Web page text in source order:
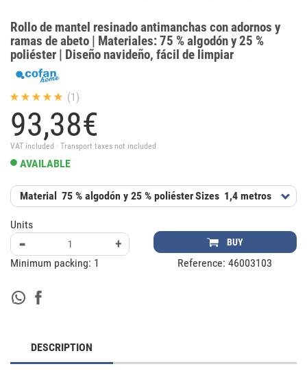
Rollo de mantel resinado antimanchas con adornos y
ramas de abeto | Materiales: 75 % algodón y 25 %
poliéster | Diseño navideño, fácil de limpiar
(1)
93,38€
VAT included · Transport taxes not included
AVAILABLE
Material 75 % algodón y 25 % poliésterSizes 1,4 metros de
Units
- + BUY
Minimum packing: 1 Reference:46003103
DESCRIPTION